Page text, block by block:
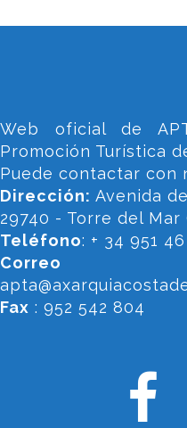
Web oficial de
Promoción Turística
Puede contactar con
Dirección: Avenida
29740 - Torre del Mar
Teléfono: + 34 951
Correo
Fax : 952 542 804